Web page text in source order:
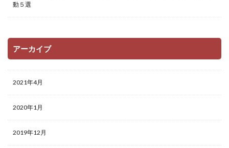
動５選
アーカイブ
2021年4月
2020年1月
2019年12月